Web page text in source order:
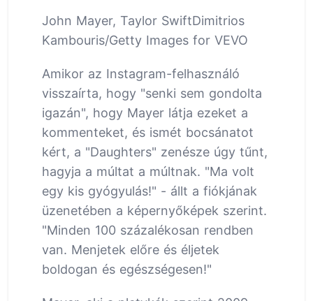
John Mayer, Taylor SwiftDimitrios
Kambouris/Getty Images for VEVO
Amikor az Instagram-felhasználó
visszaírta, hogy "senki sem gondolta
igazán", hogy Mayer látja ezeket a
kommenteket, és ismét bocsánatot
kért, a "Daughters" zenésze úgy tűnt,
hagyja a múltat a múltnak. "Ma volt
egy kis gyógyulás!" - állt a fiókjának
üzenetében a képernyőképek szerint.
"Minden 100 százalékosan rendben
van. Menjetek előre és éljetek
boldogan és egészségesen!"